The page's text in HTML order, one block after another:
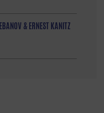
& ERNEST KANITZ